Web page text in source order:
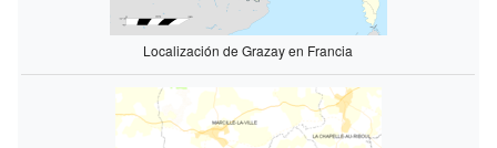
Localización de Grazay en Francia